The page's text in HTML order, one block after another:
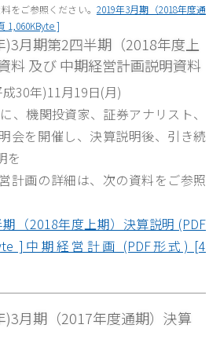
をご参照ください。 2019年3月期（2018年度通
1,060KByte ]
)3月期第2四半期（2018年度上
料 及び 中期経営計画説明資料
30年)11月19日(月)
、機関投資家、証券アナリスト、
会を開催し、決算説明後、引き続
を
計画の詳細は、次の資料をご参照
（2018年度上期）決算説明 (PDF
] 中期経営計画 (PDF形式) [4
)3月期（2017年度通期）決算